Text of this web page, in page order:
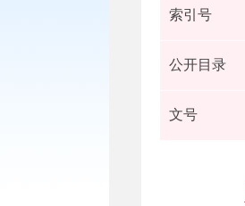
索引号
公开目录
文号